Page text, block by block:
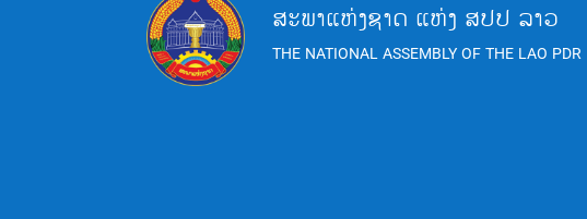
ສະພາແຫ່ງຊາດ ແຫ່ງ ສປປ ລາວ
THE NATIONAL ASSEMBLY OF THE LAO PDR